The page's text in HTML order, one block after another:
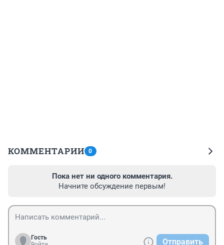
КОММЕНТАРИИ 0
Пока нет ни одного комментария.
Начните обсуждение первым!
Гость
Отправить